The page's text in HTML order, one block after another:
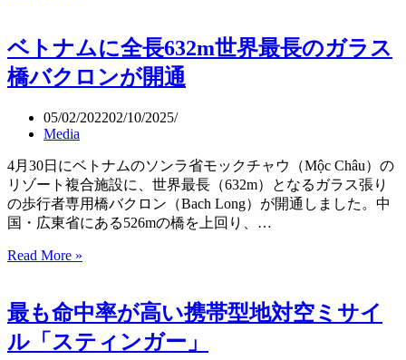
少
年、
単
世
一
周
飛
行
記
録
を
ベトナムに全長632m世界最長のガラス
橋バクロンが開通
05/02/202202/10/2025
Media
4月30日にベトナムのソンラ省モックチャウ（Mộc Châu）の
リゾート複合施設に、世界最長（632m）となるガラス張り
の歩行者専用橋バクロン（Bach Long）が開通しました。中
国・広東省にある526mの橋を上回り、…
Read More »
ム
に
全
最も命中率が高い携帯型地対空ミサイ
ル「スティンガー」